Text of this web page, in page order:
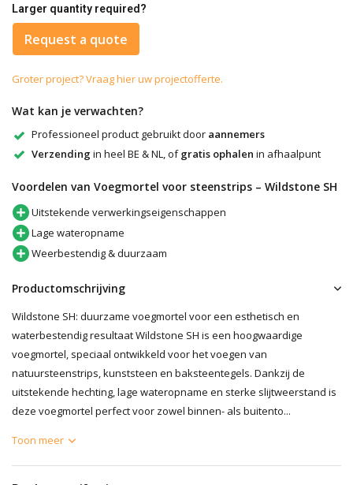
Larger quantity required?
Request a quote
Groter project? Vraag hier uw projectofferte.
Wat kan je verwachten?
Professioneel product gebruikt door aannemers
Verzending in heel BE & NL, ofgratis ophalen in afhaalpunt
Voordelen van Voegmortel voor steenstrips – Wildstone SH
Uitstekende verwerkingseigenschappen
Lage wateropname
Weerbestendig & duurzaam
Productomschrijving
Wildstone SH: duurzame voegmortel voor een esthetisch en
waterbestendig resultaat Wildstone SH is een hoogwaardige
voegmortel, speciaal ontwikkeld voor het voegen van
natuursteenstrips, kunststeen en baksteentegels. Dankzij de
uitstekende hechting, lage wateropname en sterke slijtweerstand is
deze voegmortel perfect voor zowel binnen- als buitento...
Toon meer